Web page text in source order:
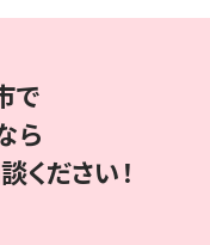
で
ら
ください！